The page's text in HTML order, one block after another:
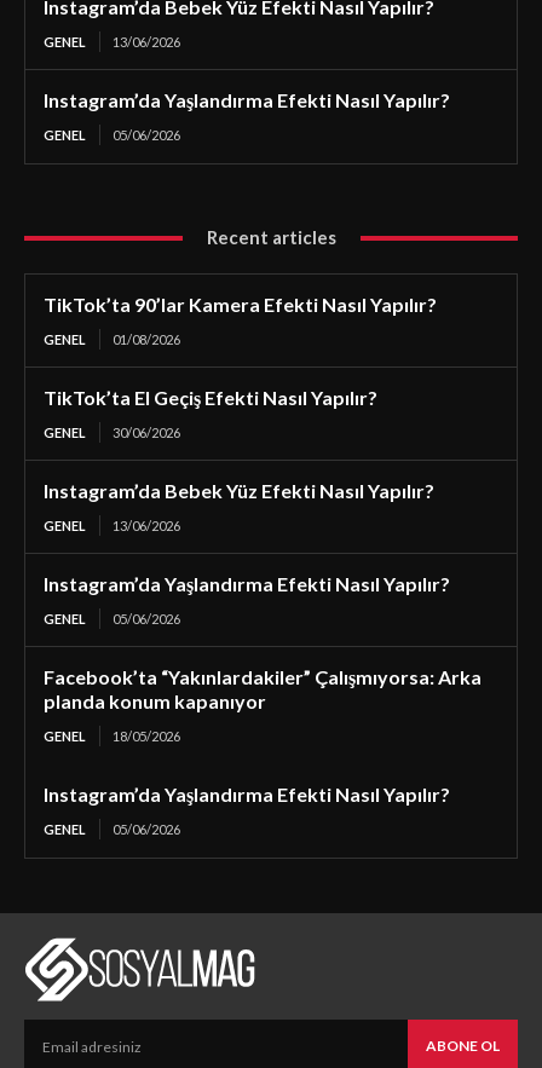
Instagram’da Bebek Yüz Efekti Nasıl Yapılır?
GENEL 13/06/2026
Instagram’da Yaşlandırma Efekti Nasıl Yapılır?
GENEL 05/06/2026
Recent articles
TikTok’ta 90’lar Kamera Efekti Nasıl Yapılır?
GENEL 01/08/2026
TikTok’ta El Geçiş Efekti Nasıl Yapılır?
GENEL 30/06/2026
Instagram’da Bebek Yüz Efekti Nasıl Yapılır?
GENEL 13/06/2026
Instagram’da Yaşlandırma Efekti Nasıl Yapılır?
GENEL 05/06/2026
Facebook’ta “Yakınlardakiler” Çalışmıyorsa: Arka
planda konum kapanıyor
GENEL 18/05/2026
Instagram’da Yaşlandırma Efekti Nasıl Yapılır?
GENEL 05/06/2026
ABONE OL